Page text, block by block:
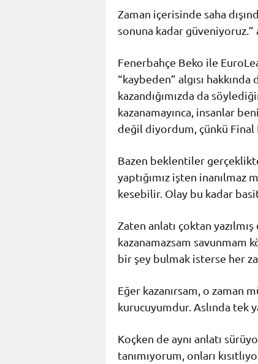
Zaman içerisinde saha
sonuna kadar güveniyoruz.”
Fenerbahçe Beko ile
“kaybeden” algısı
kazandığımızda da
kazanamayınca, insanlar
değil diyordum, çünkü Final
Bazen beklentiler
yaptığımız işten inanılmaz
kesebilir. Olay bu kadar
Zaten anlatı çoktan
kazanamazsam
bir şey bulmak isterse her
Eğer kazanırsam, o zaman
kurucuyumdur. Aslında tek
Koçken de aynı anlatı
tanımıyorum, onları